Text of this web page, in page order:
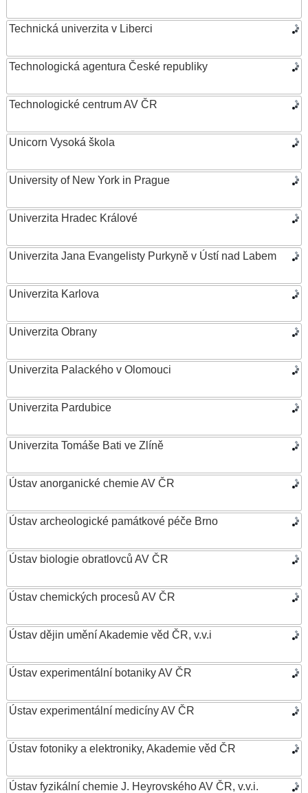
Technická univerzita v Liberci
Technologická agentura České republiky
Technologické centrum AV ČR
Unicorn Vysoká škola
University of New York in Prague
Univerzita Hradec Králové
Univerzita Jana Evangelisty Purkyně v Ústí nad Labem
Univerzita Karlova
Univerzita Obrany
Univerzita Palackého v Olomouci
Univerzita Pardubice
Univerzita Tomáše Bati ve Zlíně
Ústav anorganické chemie AV ČR
Ústav archeologické památkové péče Brno
Ústav biologie obratlovců AV ČR
Ústav chemických procesů AV ČR
Ústav dějin umění Akademie věd ČR, v.v.i
Ústav experimentální botaniky AV ČR
Ústav experimentální medicíny AV ČR
Ústav fotoniky a elektroniky, Akademie věd ČR
Ústav fyzikální chemie J. Heyrovského AV ČR, v.v.i.